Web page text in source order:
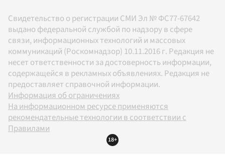
Свидетельство о регистрации СМИ Эл № ФС77-67642
выдано федеральной службой по надзору в сфере
связи, информационных технологий и массовых
коммуникаций (Роскомнадзор) 10.11.2016 г. Редакция не
несет ответственности за достоверность информации,
содержащейся в рекламных объявлениях. Редакция не
предоставляет справочной информации.
Информация об ограничениях
На информационном ресурсе применяются
рекомендательные технологии в соответствии с
Правилами
18+